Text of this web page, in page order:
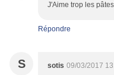
J'Aime trop les
Répondre
S sotis 09/03/2017